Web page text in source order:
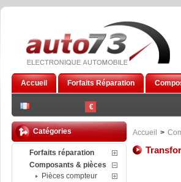
€
Accueil Forfaits Réparation
Catégories
Forfaits réparation
Composants & pièces
Pièces compteur
Accueil >